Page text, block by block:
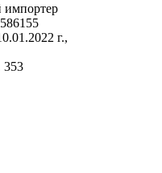
г.,
353